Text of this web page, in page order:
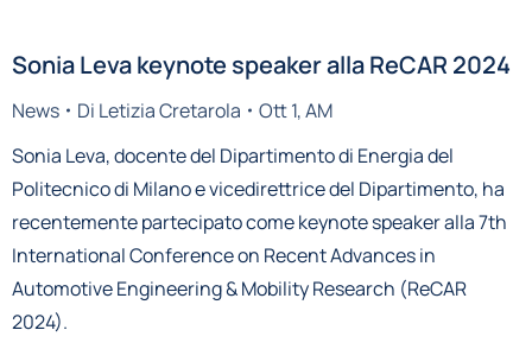
Sonia Leva keynote speaker alla ReCAR 2024
News Di Letizia Cretarola
Ott 1, AM
Sonia Leva, docente del Dipartimento di Energia del
Politecnico di Milano e vicedirettrice del Dipartimento, ha
recentemente partecipato come keynote speaker alla 7th
International Conference on Recent Advances in
Automotive Engineering & Mobility Research (ReCAR
2024).